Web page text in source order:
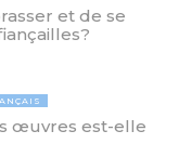
et de se
œuvres est-elle